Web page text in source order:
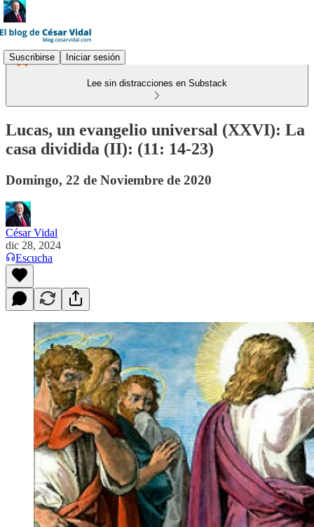
Suscribirse Iniciar sesión
Lee sin distracciones en Substack
Lucas, un evangelio universal (XXVI): La
casa dividida (II): (11: 14-23)
Domingo, 22 de Noviembre de 2020
César Vidal
dic 28, 2024
Escucha